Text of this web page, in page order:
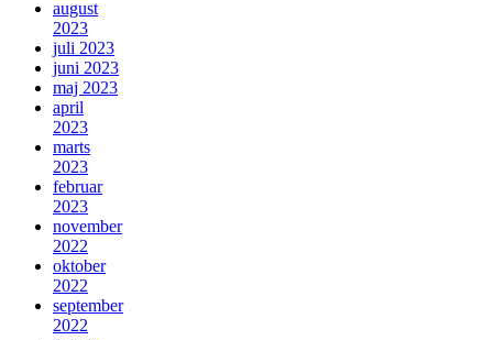
august
2023
juli 2023
juni 2023
maj 2023
april
2023
marts
2023
februar
2023
november
2022
oktober
2022
september
2022